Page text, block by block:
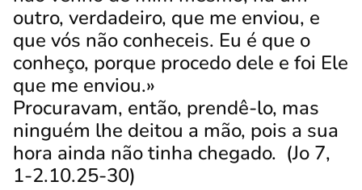
outro, verdadeiro, que me enviou, e
que vós não conheceis. Eu é que o
conheço, porque procedo dele e foi Ele
que me enviou.»
Procuravam, então, prendê-lo, mas
ninguém lhe deitou a mão, pois a sua
hora ainda não tinha chegado. (Jo 7,
1-2.10.25-30)